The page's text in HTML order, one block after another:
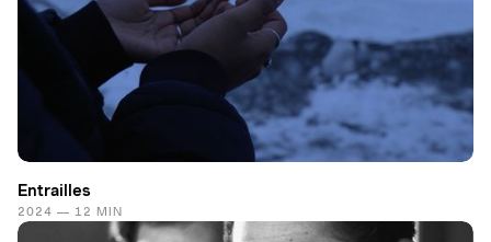
Entrailles
2024 — 12 MIN